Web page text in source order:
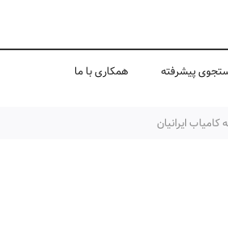
پیشرفته همکاری با ما
ایرانیان